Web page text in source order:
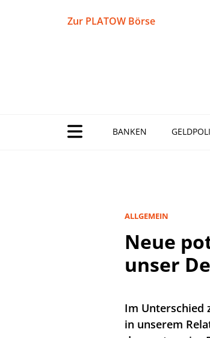
Zur PLATOW Börse
BANKEN
ALLGEMEIN
Neue
unser
Im Unterschied
in unserem